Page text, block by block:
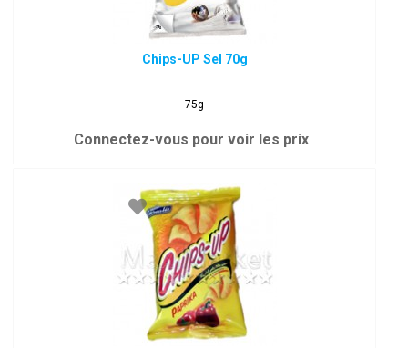
Chips-UP Sel 70g
75g
Connectez-vous pour voir les prix